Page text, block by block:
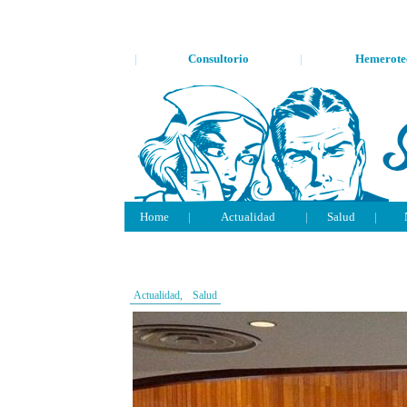
| Consultorio |
Home | Actualidad | Salud |
Actualidad, Salud